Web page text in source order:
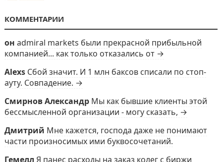
КОММЕНТАРИИ
он admiral markets были прекрасной прибыльной
компанией... как только отказались от →
Alexs Сбой значит. И 1 млн баксов списали по стоп-
ауту. Совпадение. →
Смирнов Александр Мы как бывшие клиенты этой
бессмысленной организации - могу сказать, →
Дмитрий Мне кажется, господа даже не понимают
части произносимых ими буквосочетаний.
Гемелл Я панес расходы на заказ колег с биржи